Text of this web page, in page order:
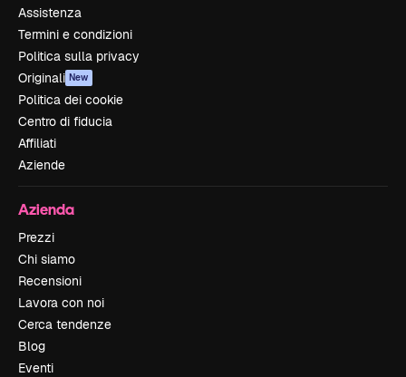
Assistenza
Termini e condizioni
Politica sulla privacy
Originali New
Politica dei cookie
Centro di fiducia
Affiliati
Aziende
Azienda
Prezzi
Chi siamo
Recensioni
Lavora con noi
Cerca tendenze
Blog
Eventi